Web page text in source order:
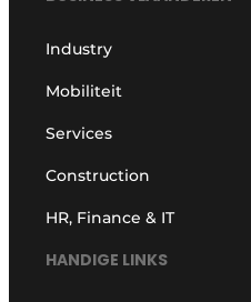
Industry
Mobiliteit
Services
Construction
HR, Finance & IT
HANDIGE LINKS